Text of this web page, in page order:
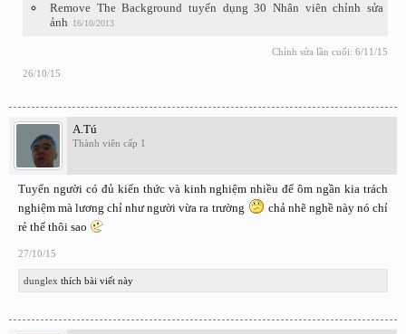
Remove The Background tuyển dụng 30 Nhân viên chỉnh sửa
ảnh
16/10/2013
Chỉnh sửa lần cuối: 6/11/15
26/10/15
A.Tú
Thành viên cấp 1
Tuyển người có đủ kiến thức và kinh nghiệm nhiều để ôm ngần kia trách
nghiệm mà lương chỉ như người vừa ra trường
chả nhẽ nghề này nó chỉ
rẻ thế thôi sao
27/10/15
dunglex thích bài viết này